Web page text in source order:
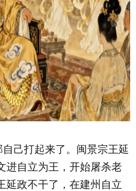
己打起来了。闽景宗王延
进自立为王，开始屠杀老
延政不干了，在建州自立